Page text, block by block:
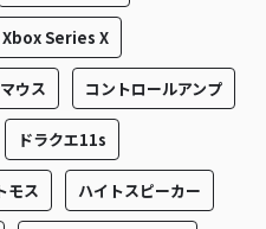
Xbox Series X
ウス コントロールアンプ
ドラクエ11s
モス ハイトスピーカー